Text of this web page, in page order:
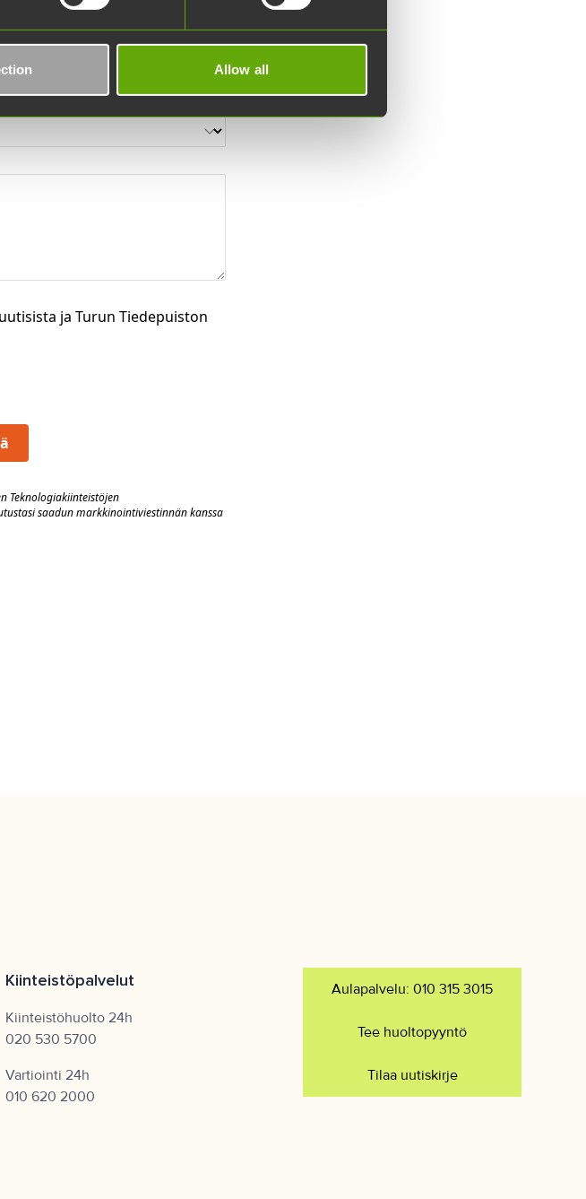
Allow all
ja Turun Tiedepuiston
Teknologiakiinteistöjen
saadun markkinointiviestinnän kanssa
Kiinteistöpalvelut
Kiinteistöhuolto 24h
020 530 5700
Vartiointi 24h
010 620 2000
Aulapalvelu: 010 315 3015
Tee huoltopyyntö
Tilaa uutiskirje